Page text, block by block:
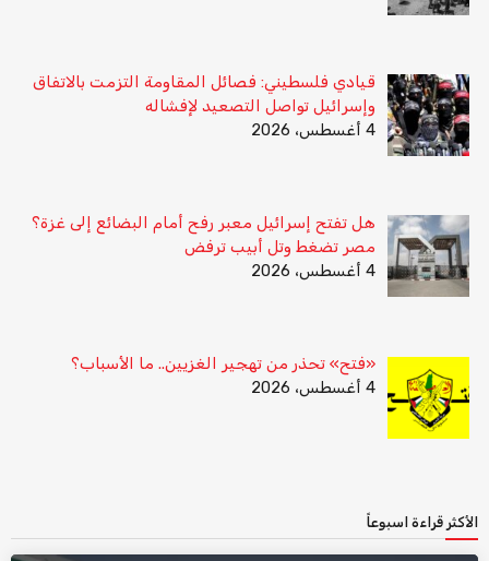
قيادي فلسطيني: فصائل المقاومة التزمت بالاتفاق
وإسرائيل تواصل التصعيد لإفشاله
4 أغسطس، 2026
هل تفتح إسرائيل معبر رفح أمام البضائع إلى غزة؟
مصر تضغط وتل أبيب ترفض
4 أغسطس، 2026
«فتح» تحذر من تهجير الغزيين.. ما الأسباب؟
4 أغسطس، 2026
الأكثر قراءة اسبوعاً